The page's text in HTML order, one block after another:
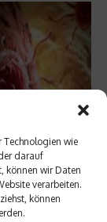
Technologien wie
darauf
können wir Daten
verarbeiten.
können